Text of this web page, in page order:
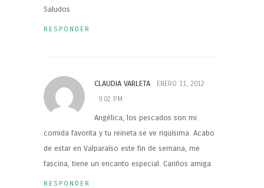
Saludos
RESPONDER
CLAUDIA VARLETA
ENERO 11, 2012
9:02 PM
Angélica, los pescados son mi
comida favorita y tu reineta se ve riquísima. Acabo
de estar en Valparaíso este fin de semana, me
fascina, tiene un encanto especial. Cariños amiga
RESPONDER